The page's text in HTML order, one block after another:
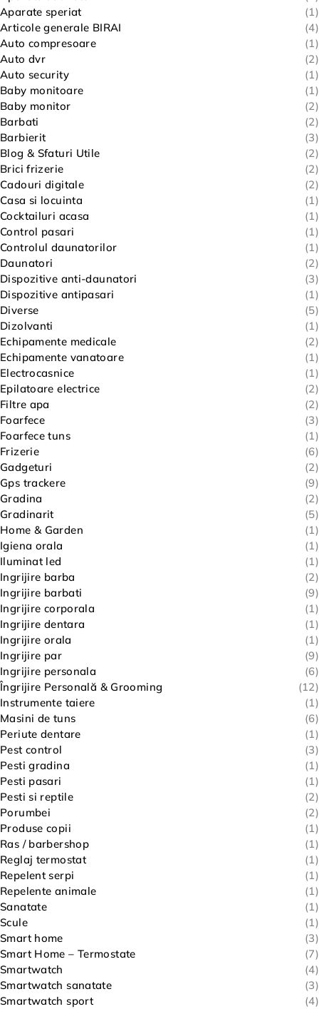
Aparate speriat
(1)
Articole generale BIRAI
(4)
Auto compresoare
(1)
Auto dvr
(2)
Auto security
(1)
Baby monitoare
(1)
Baby monitor
(2)
Barbati
(2)
Barbierit
(3)
Blog & Sfaturi Utile
(2)
Brici frizerie
(2)
Cadouri digitale
(2)
Casa si locuinta
(1)
Cocktailuri acasa
(1)
Control pasari
(1)
Controlul daunatorilor
(1)
Daunatori
(2)
Dispozitive anti-daunatori
(3)
Dispozitive antipasari
(1)
Diverse
(5)
Dizolvanti
(1)
Echipamente medicale
(2)
Echipamente vanatoare
(1)
Electrocasnice
(1)
Epilatoare electrice
(2)
Filtre apa
(2)
Foarfece
(3)
Foarfece tuns
(1)
Frizerie
(6)
Gadgeturi
(2)
Gps trackere
(9)
Gradina
(2)
Gradinarit
(5)
Home & Garden
(1)
Igiena orala
(1)
Iluminat led
(1)
Ingrijire barba
(2)
Ingrijire barbati
(9)
Ingrijire corporala
(1)
Ingrijire dentara
(1)
Ingrijire orala
(1)
Ingrijire par
(9)
Ingrijire personala
(6)
Îngrijire Personală & Grooming
(12)
Instrumente taiere
(1)
Masini de tuns
(6)
Periute dentare
(1)
Pest control
(3)
Pesti gradina
(1)
Pesti pasari
(1)
Pesti si reptile
(2)
Porumbei
(2)
Produse copii
(1)
Ras / barbershop
(1)
Reglaj termostat
(1)
Repelent serpi
(1)
Repelente animale
(1)
Sanatate
(1)
Scule
(1)
Smart home
(3)
Smart Home – Termostate
(7)
Smartwatch
(4)
Smartwatch sanatate
(3)
Smartwatch sport
(4)